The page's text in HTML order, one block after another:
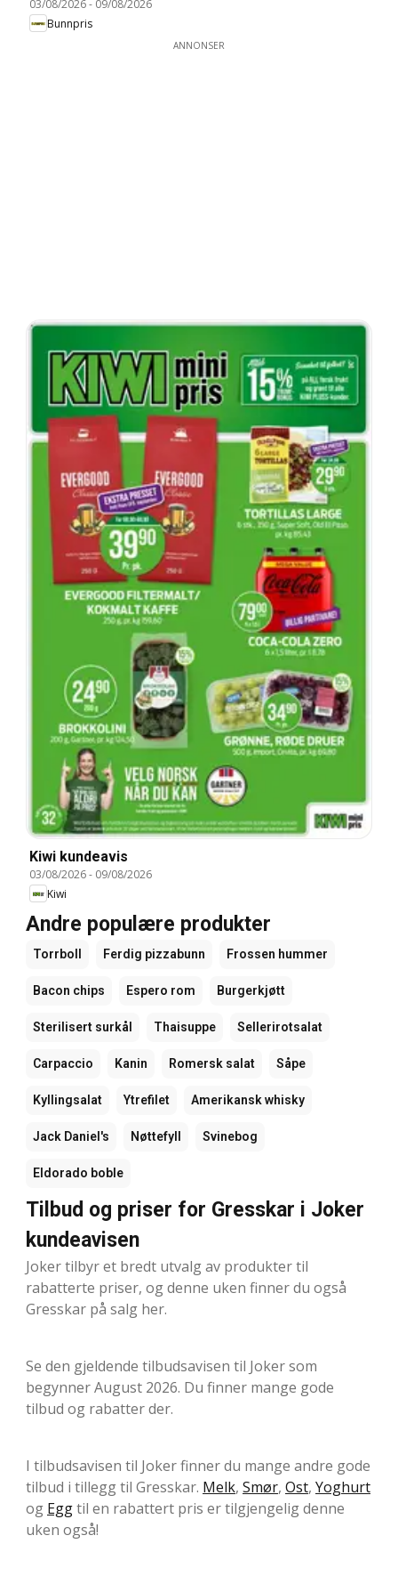
03/08/2026- 09/08/2026
Bunnpris
ANNONSER
Kiwi kundeavis
03/08/2026- 09/08/2026
Kiwi
Andre populære produkter
Torrboll Ferdig pizzabunn Frossen hummer
Bacon chips Espero rom Burgerkjøtt
Sterilisert surkål Thaisuppe Sellerirotsalat
Carpaccio Kanin Romersk salat Såpe
Kyllingsalat Ytrefilet Amerikansk whisky
Jack Daniel's Nøttefyll Svinebog
Eldorado boble
Tilbud og priser for Gresskar i Joker
kundeavisen
Joker tilbyr et bredt utvalg av produkter til
rabatterte priser, og denne uken finner du også
Gresskar på salg her.
Se den gjeldende tilbudsavisen til Joker som
begynner August 2026. Du finner mange gode
tilbud og rabatter der.
I tilbudsavisen til Joker finner du mange andre gode
tilbud i tillegg til Gresskar. Melk, Smør, Ost, Yoghurt
og Eggtil en rabattert pris er tilgjengelig denne
uken også!